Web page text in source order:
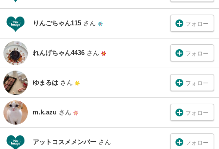
りんごちゃん115 さん フォロー
れんげちゃん4436 さん フォロー
ゆまるは さん フォロー
m.k.azu さん フォロー
アットコスメメンバー さん フォロー